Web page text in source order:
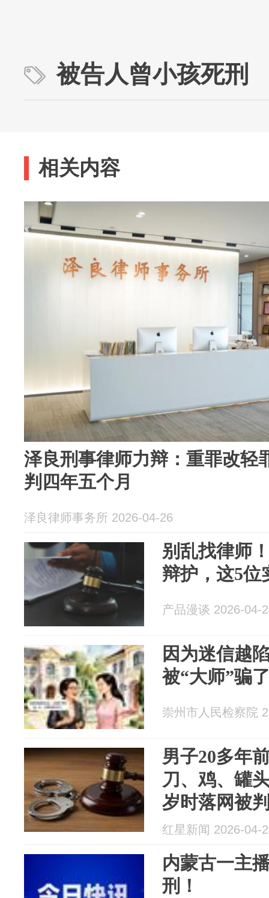
被告人曾小孩死刑
相关内容
泽良刑事律师力辩：重罪改轻
判四年五个月
泽良律师事务所 2026-04-26
别乱找律师
辩护，这5位
产品漫谈 2026-04-
因为迷信越
被“大师”骗
崇州市人民检察院
男子20多年
刀、鸡、罐
岁时落网被
红星新闻 2026-04-
内蒙古一主
刑！